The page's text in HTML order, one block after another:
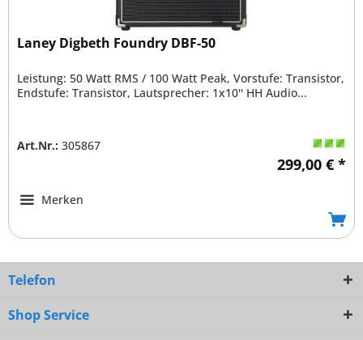
Laney Digbeth Foundry DBF-50
Leistung: 50 Watt RMS / 100 Watt Peak, Vorstufe: Transistor,
Endstufe: Transistor, Lautsprecher: 1x10'' HH Audio...
Art.Nr.: 305867
299,00 € *
Merken
Telefon
Shop Service